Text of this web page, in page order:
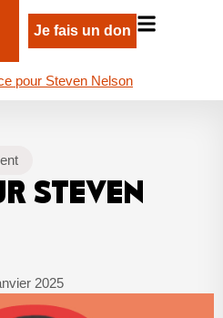
Je fais un don
pour Steven Nelson
STEVEN
2025